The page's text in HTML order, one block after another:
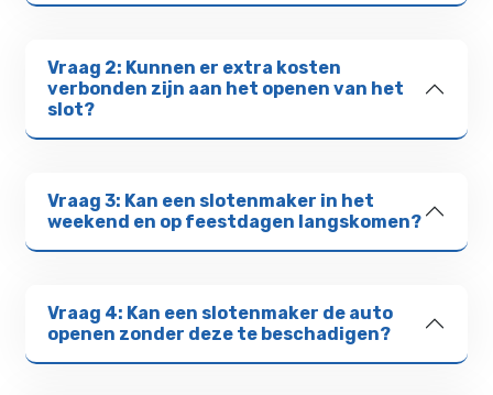
Vraag 2: Kunnen er extra kosten
verbonden zijn aan het openen van het
slot?
Vraag 3: Kan een slotenmaker in het
weekend en op feestdagen langskomen?
Vraag 4: Kan een slotenmaker de auto
openen zonder deze te beschadigen?